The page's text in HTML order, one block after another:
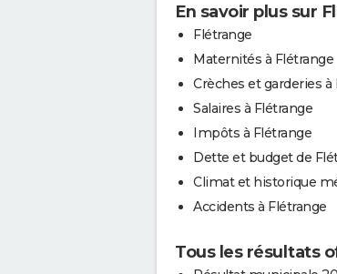
En savoir plus sur
Flétrange
Maternités à Flétrange
Crèches et garderies à
Salaires à Flétrange
Impôts à Flétrange
Dette et budget de
Climat et historique
Accidents à Flétrange
Tous les résultats